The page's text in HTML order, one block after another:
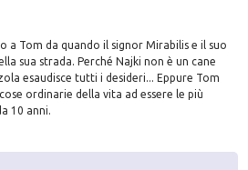
a Tom da quando il signor Mirabilis e il suo
sua strada. Perché Najki non è un cane
esaudisce tutti i desideri... Eppure Tom
ordinarie della vita ad essere le più
10 anni.